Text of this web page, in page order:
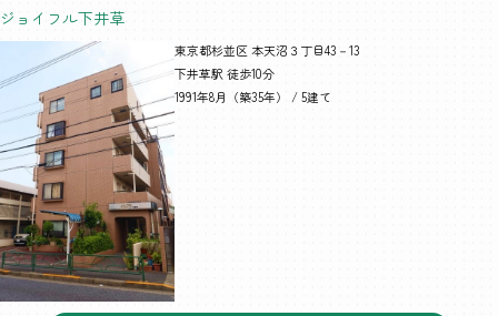
ジョイフル下井草
東京都杉並区 本天沼３丁目43－13
下井草駅 徒歩10分
1991年8月（築35年） / 5建て